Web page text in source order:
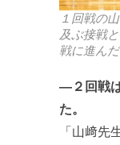
１回戦の
及ぶ接戦
戦に進んだ
―２回戦
た。
「山﨑先